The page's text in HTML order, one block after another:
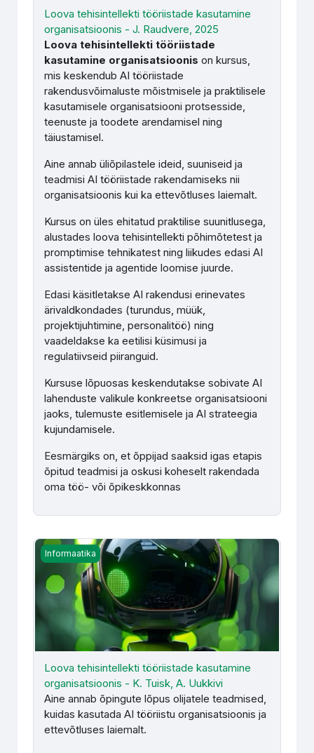
Loova tehisintellekti tööriistade kasutamine
organisatsioonis - J. Raudvere, 2025
Loova tehisintellekti tööriistade
kasutamine organisatsioonis on kursus,
mis keskendub AI tööriistade
rakendusvõimaluste mõistmisele ja praktilisele
kasutamisele organisatsiooni protsesside,
teenuste ja toodete arendamisel ning
täiustamisel.
Aine annab üliõpilastele ideid, suuniseid ja
teadmisi AI tööriistade rakendamiseks nii
organisatsioonis kui ka ettevõtluses laiemalt.
Kursus on üles ehitatud praktilise suunitlusega,
alustades loova tehisintellekti põhimõtetest ja
promptimise tehnikatest ning liikudes edasi AI
assistentide ja agentide loomise juurde.
Edasi käsitletakse AI rakendusi erinevates
ärivaldkondades (turundus, müük,
projektijuhtimine, personalitöö) ning
vaadeldakse ka eetilisi küsimusi ja
regulatiivseid piiranguid.
Kursuse lõpuosas keskendutakse sobivate AI
lahenduste valikule konkreetse organisatsiooni
jaoks, tulemuste esitlemisele ja AI strateegia
kujundamisele.
Eesmärgiks on, et õppijad saaksid igas etapis
õpitud teadmisi ja oskusi koheselt rakendada
oma töö- või õpikeskkonnas
Loova tehisintellekti tööriistade kasutamine
Informaatika
Loova tehisintellekti tööriistade kasutamine
organisatsioonis - K. Tuisk, A. Uukkivi
Aine annab õpingute lõpus olijatele teadmised,
kuidas kasutada AI tööriistu organisatsioonis ja
ettevõtluses laiemalt.